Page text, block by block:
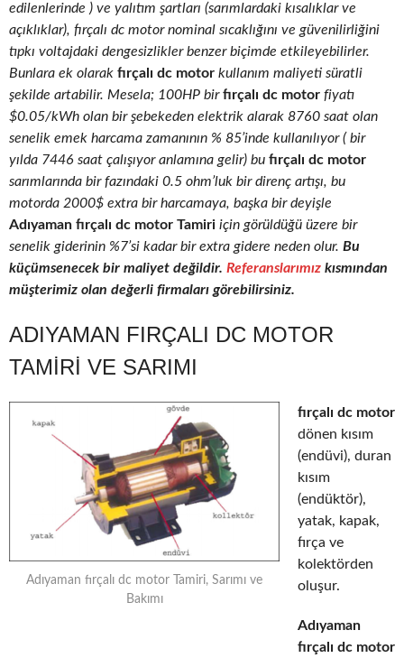
edilenlerinde ) ve yalıtım şartları (sarımlardaki kısalıklar ve
açıklıklar), fırçalı dc motor nominal sıcaklığını ve güvenilirliğini
tıpkı voltajdaki dengesizlikler benzer biçimde etkileyebilirler.
Bunlara ek olarak fırçalı dc motor kullanım maliyeti süratli
şekilde artabilir. Mesela; 100HP birfırçalı dc motor fiyatı
$0.05/kWh olan bir şebekeden elektrik alarak 8760 saat olan
senelik emek harcama zamanının % 85’inde kullanılıyor ( bir
yılda 7446 saat çalışıyor anlamına gelir) bu fırçalı dc motor
sarımlarında bir fazındaki 0.5 ohm’luk bir direnç artışı, bu
motorda 2000$ extra bir harcamaya, başka bir deyişle
Adıyaman fırçalı dc motor Tamiri için görüldüğü üzere bir
senelik giderinin %7’si kadar bir extra gidere neden olur. Bu
küçümsenecek bir maliyet değildir. Referanslarımız kısmından
müşterimiz olan değerli firmaları görebilirsiniz.
ADIYAMAN FIRÇALI DC MOTOR
TAMIRI VE SARIMI
Adıyaman fırçalı dc motor Tamiri, Sarımı ve
Bakımı
fırçalı dc motor
dönen kısım
(endüvi), duran
kısım
(endüktör),
yatak, kapak,
fırça ve
kolektörden
oluşur.
Adıyaman
fırçalı dc motor